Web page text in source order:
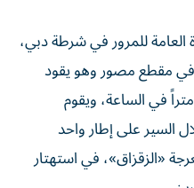
مقطع مصور وهو يقود
تجاوزت 290 كيلومتراً في الساعة، ويقوم
على إطار واحد
«الزقزاق»، في استهتار